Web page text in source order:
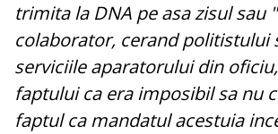
trimita la DNA pe asa zisul sau
colaborator, cerand politistului
serviciile aparatorului din
faptului ca era imposibil sa nu
faptul ca mandatul acestuia